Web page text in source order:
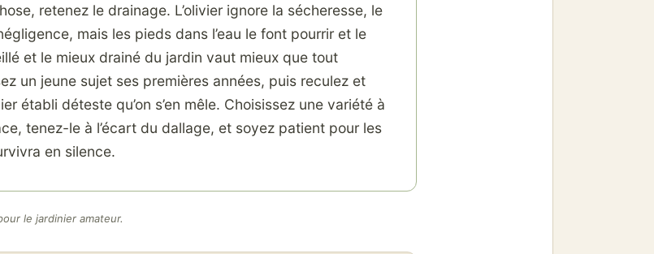
retenez le drainage. L’olivier ignore la sécheresse, le
mais les pieds dans l’eau le font pourrir et le
et le mieux drainé du jardin vaut mieux que tout
un jeune sujet ses premières années, puis reculez et
établi déteste qu’on s’en mêle. Choisissez une variété à
tenez-le à l’écart du dallage, et soyez patient pour les
en silence.
le jardinier amateur.